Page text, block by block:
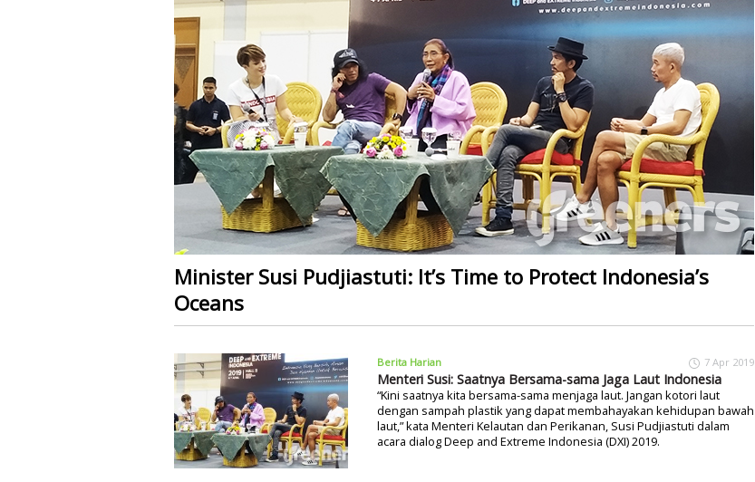
Minister Susi Pudjiastuti: It’s Time to Protect Indonesia’s
Oceans
Berita Harian 7 Apr 2019
Menteri Susi: Saatnya Bersama-sama Jaga Laut Indonesia
“Kini saatnya kita bersama-sama menjaga laut. Jangan kotori laut
dengan sampah plastik yang dapat membahayakan kehidupan bawah
laut,” kata Menteri Kelautan dan Perikanan, Susi Pudjiastuti dalam
acara dialog Deep and Extreme Indonesia (DXI) 2019.